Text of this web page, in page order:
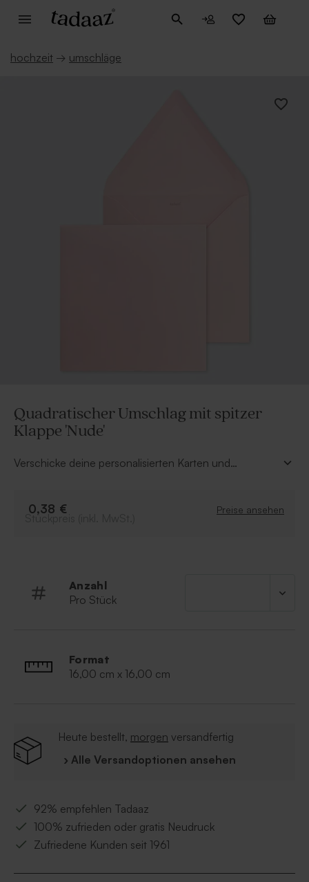
hochzeit → umschläge
Quadratischer Umschlag mit spitzer
Klappe 'Nude'
Verschicke deine personalisierten Karten und
16 cm). Kombiniert mit einem hübschen
0,38 € Preise ansehen
Anzahl
Pro Stück
Format
16,00 cm x 16,00 cm
Heute bestellt, morgen versandfertig
› Alle Versandoptionen ansehen
92% empfehlen Tadaaz
100% zufrieden oder gratis Neudruck
Zufriedene Kunden seit 1961